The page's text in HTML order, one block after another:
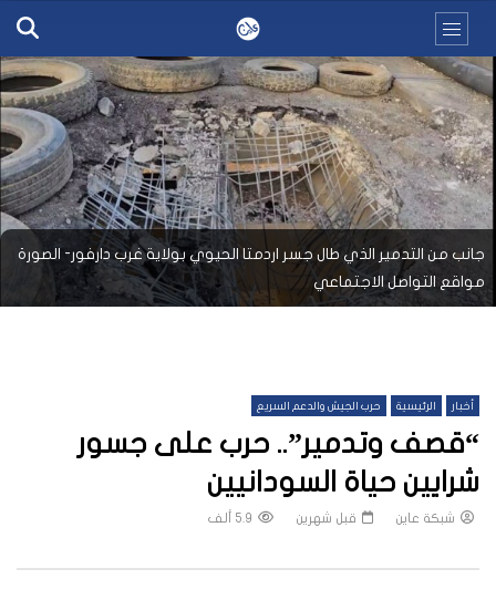
جانب من التدمير الذي طال جسر اردمتا الحيوي بولاية غرب دارفور- الصورة
مواقع التواصل الاجتماعي
أخبار الرئيسية حرب الجيش والدعم السريع
“قصف وتدمير”.. حرب على جسور
شرايين حياة السودانيين
شبكة عاين قبل شهرين 5.9 ألف